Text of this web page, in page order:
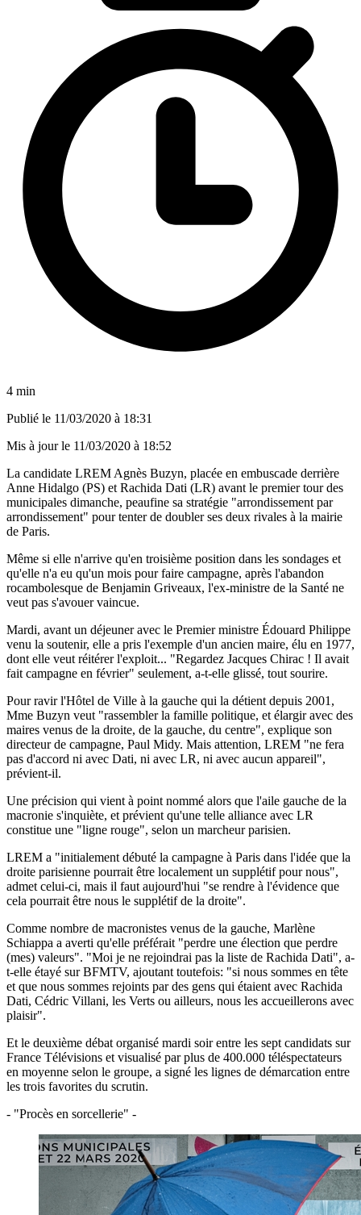
4 min
Publié le 11/03/2020 à 18:31
Mis à jour le 11/03/2020 à 18:52
La candidate LREM Agnès Buzyn, placée en embuscade derrière
Anne Hidalgo (PS) et Rachida Dati (LR) avant le premier tour des
municipales dimanche, peaufine sa stratégie "arrondissement par
arrondissement" pour tenter de doubler ses deux rivales à la mairie
de Paris.
Même si elle n'arrive qu'en troisième position dans les sondages et
qu'elle n'a eu qu'un mois pour faire campagne, après l'abandon
rocambolesque de Benjamin Griveaux, l'ex-ministre de la Santé ne
veut pas s'avouer vaincue.
Mardi, avant un déjeuner avec le Premier ministre Édouard Philippe
venu la soutenir, elle a pris l'exemple d'un ancien maire, élu en 1977,
dont elle veut réitérer l'exploit... "Regardez Jacques Chirac ! Il avait
fait campagne en février" seulement, a-t-elle glissé, tout sourire.
Pour ravir l'Hôtel de Ville à la gauche qui la détient depuis 2001,
Mme Buzyn veut "rassembler la famille politique, et élargir avec des
maires venus de la droite, de la gauche, du centre", explique son
directeur de campagne, Paul Midy. Mais attention, LREM "ne fera
pas d'accord ni avec Dati, ni avec LR, ni avec aucun appareil",
prévient-il.
Une précision qui vient à point nommé alors que l'aile gauche de la
macronie s'inquiète, et prévient qu'une telle alliance avec LR
constitue une "ligne rouge", selon un marcheur parisien.
LREM a "initialement débuté la campagne à Paris dans l'idée que la
droite parisienne pourrait être localement un supplétif pour nous",
admet celui-ci, mais il faut aujourd'hui "se rendre à l'évidence que
cela pourrait être nous le supplétif de la droite".
Comme nombre de macronistes venus de la gauche, Marlène
Schiappa a averti qu'elle préférait "perdre une élection que perdre
(mes) valeurs". "Moi je ne rejoindrai pas la liste de Rachida Dati", a-
t-elle étayé sur BFMTV, ajoutant toutefois: "si nous sommes en tête
et que nous sommes rejoints par des gens qui étaient avec Rachida
Dati, Cédric Villani, les Verts ou ailleurs, nous les accueillerons avec
plaisir".
Et le deuxième débat organisé mardi soir entre les sept candidats sur
France Télévisions et visualisé par plus de 400.000 téléspectateurs
en moyenne selon le groupe, a signé les lignes de démarcation entre
les trois favorites du scrutin.
- "Procès en sorcellerie" -